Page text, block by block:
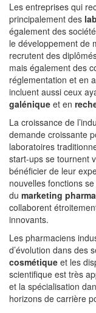
Les entreprises qui
principalement des
également des
le développement de
recrutent des
mais également des
réglementation et en
incluent aussi ceux
galénique et en
La croissance de
demande croissante
laboratoires
start-ups se tournent
bénéficier de leur
nouvelles fonctions
du marketing
collaborent
innovants.
Les pharmaciens
d’évolution dans des
cosmétique et les
scientifique est très
et la spécialisation
horizons de carrière